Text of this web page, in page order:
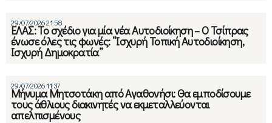
29/07/2026 21:58
ΕΛΑΣ: Το σχέδιο για μία νέα Αυτοδιοίκηση – Ο Τσίπρας
ένωσε όλες τις φωνές: “Ισχυρή Τοπική Αυτοδιοίκηση,
Ισχυρή Δημοκρατία”
29/07/2026 11:37
Μήνυμα Μητσοτάκη από Αγαθονήσι: Θα εμποδίσουμε
τους άθλιους διακινητές να εκμεταλλεύονται
απελπισμένους